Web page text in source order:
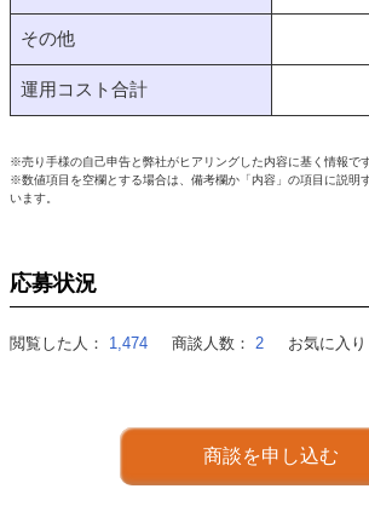
その他
運用コスト合計
※売り手様の自己申告と弊社がヒアリングした内容に基く情報です
※数値項目を空欄とする場合は、備考欄か「内容」の項目に説明
います。
応募状況
閲覧した人： 1,474 商談人数： 2 お気に入り
商談を申し込む